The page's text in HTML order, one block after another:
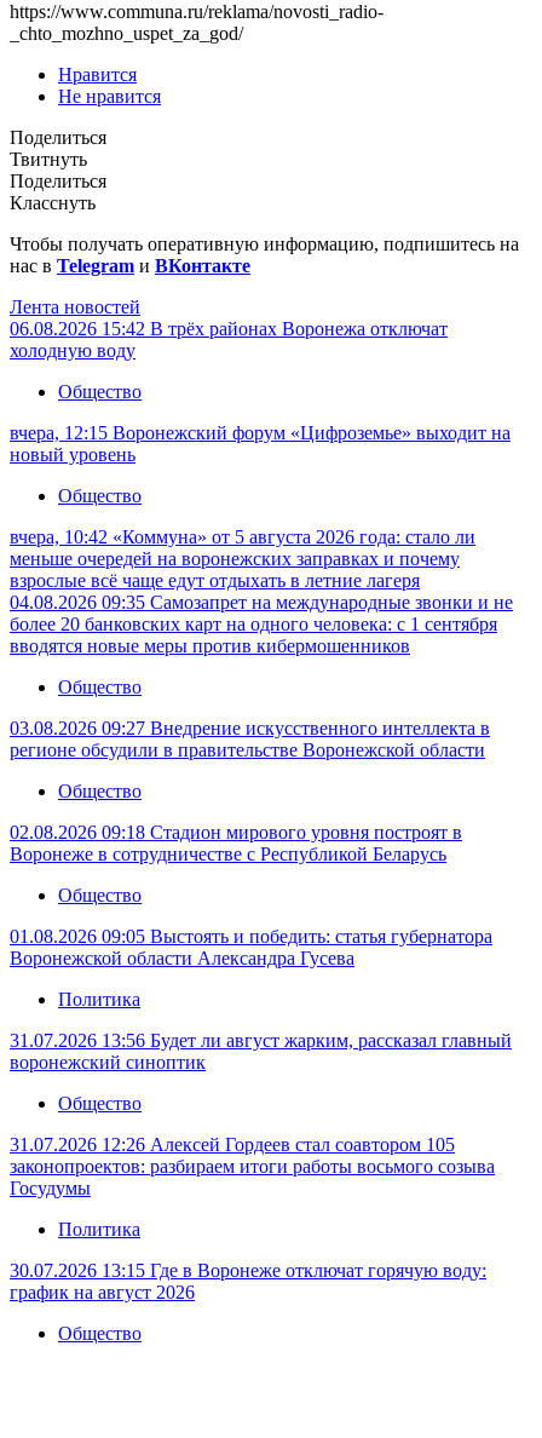
https://www.communa.ru/reklama/novosti_radio-
_chto_mozhno_uspet_za_god/
Нравится
Не нравится
Поделиться
Твитнуть
Поделиться
Класснуть
Чтобы получать оперативную информацию, подпишитесь на
нас в Telegram и ВКонтакте
Лента новостей
06.08.2026 15:42 В трёх районах Воронежа отключат
холодную воду
Общество
вчера, 12:15 Воронежский форум «Цифроземье» выходит на
новый уровень
Общество
вчера, 10:42 «Коммуна» от 5 августа 2026 года: стало ли
меньше очередей на воронежских заправках и почему
взрослые всё чаще едут отдыхать в летние лагеря
04.08.2026 09:35 Самозапрет на международные звонки и не
более 20 банковских карт на одного человека: с 1 сентября
вводятся новые меры против кибермошенников
Общество
03.08.2026 09:27 Внедрение искусственного интеллекта в
регионе обсудили в правительстве Воронежской области
Общество
02.08.2026 09:18 Стадион мирового уровня построят в
Воронеже в сотрудничестве с Республикой Беларусь
Общество
01.08.2026 09:05 Выстоять и победить: статья губернатора
Воронежской области Александра Гусева
Политика
31.07.2026 13:56 Будет ли август жарким, рассказал главный
воронежский синоптик
Общество
31.07.2026 12:26 Алексей Гордеев стал соавтором 105
законопроектов: разбираем итоги работы восьмого созыва
Госудумы
Политика
30.07.2026 13:15 Где в Воронеже отключат горячую воду:
график на август 2026
Общество